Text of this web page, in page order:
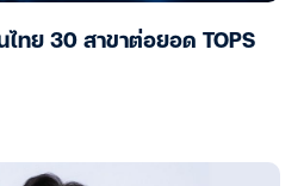
ไทย 30 สาขาต่อยอด TOPS